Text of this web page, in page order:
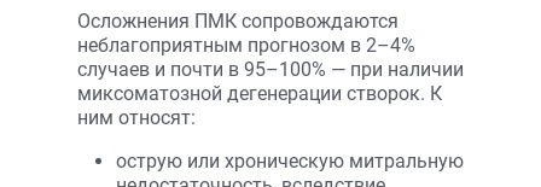
Осложнения ПМК сопровождаются
неблагоприятным прогнозом в 2–4%
случаев и почти в 95–100% — при наличии
миксоматозной дегенерации створок. К
ним относят:
острую или хроническую митральную